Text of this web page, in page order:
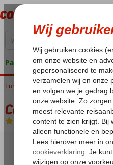
Pakketgarantie
Home
Turkije Egeische kust Bodrum Bitez
Costa Bitezhan
All Inclusive-Hotel